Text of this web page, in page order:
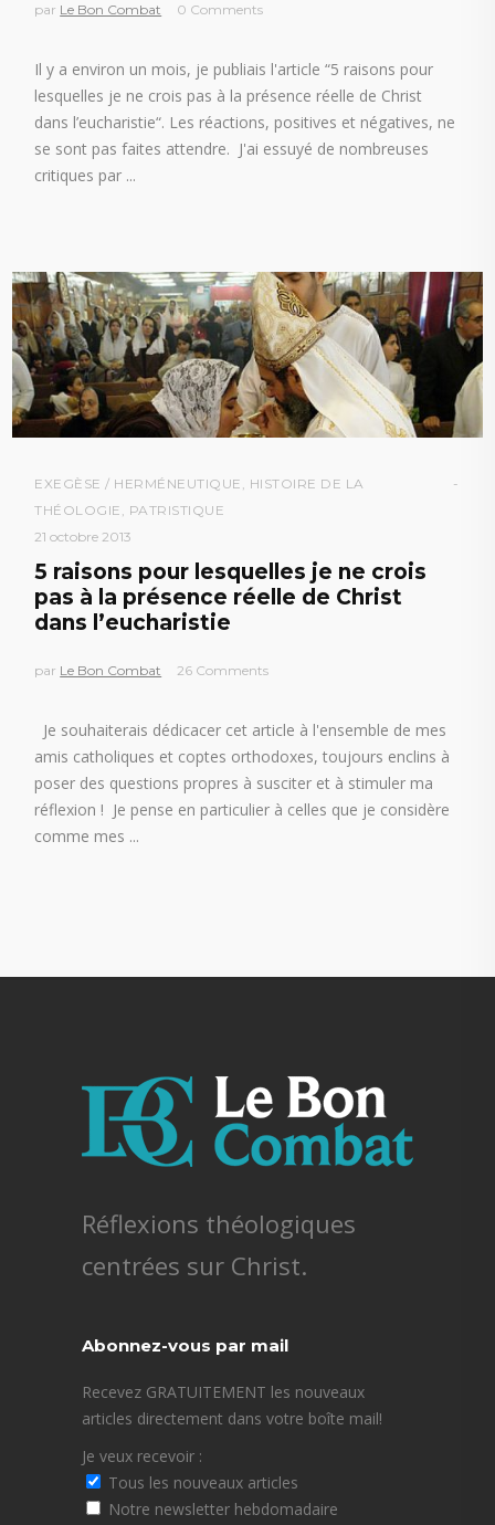
par Le Bon Combat 0 Comments
Il y a environ un mois, je publiais l'article “5 raisons pour
lesquelles je ne crois pas à la présence réelle de Christ
dans l’eucharistie“. Les réactions, positives et négatives, ne
se sont pas faites attendre. J'ai essuyé de nombreuses
critiques par
EXEGÈSE / HERMÉNEUTIQUE , HISTOIRE DE LA
THÉOLOGIE , PATRISTIQUE
21 octobre 2013
5 raisons pour lesquelles je ne crois
pas à la présence réelle de Christ
dans l’eucharistie
par Le Bon Combat 26 Comments
Je souhaiterais dédicacer cet article à l'ensemble de mes
amis catholiques et coptes orthodoxes, toujours enclins à
poser des questions propres à susciter et à stimuler ma
réflexion ! Je pense en particulier à celles que je considère
comme mes
Réflexions théologiques
centrées sur Christ.
Abonnez-vous par mail
Recevez GRATUITEMENT les nouveaux
articles directement dans votre boîte mail!
Je veux recevoir :
Tous les nouveaux articles
Notre newsletter hebdomadaire